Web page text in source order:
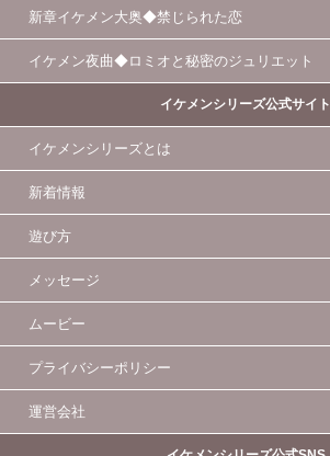
新章イケメン大奥◆禁じられた恋
イケメン夜曲◆ロミオと秘密のジュリエット
イケメンシリーズ公式サイト
イケメンシリーズとは
新着情報
遊び方
メッセージ
ムービー
プライバシーポリシー
運営会社